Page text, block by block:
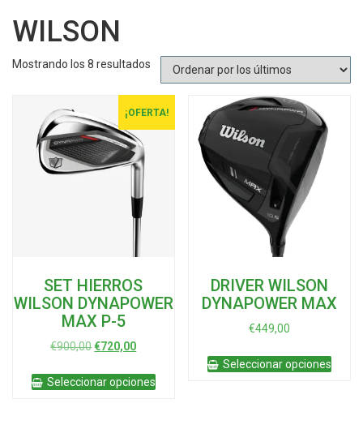
WILSON
Mostrando los 8 resultados Ordenado
los
últimos
¡OFERTA!
SET HIERROS
WILSON DYNAPOWER
MAX P-5
€900,00El
original
era:
€720,00El
actual
es:
Seleccionar opcionesproducto
DRIVER WILSON
DYNAPOWER MAX
€449,00
Seleccionar opciones